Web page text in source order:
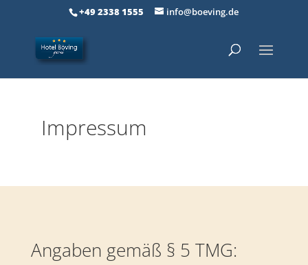
+49 2338 1555 info@boeving.de
Impressum
Angaben gemäß § 5 TMG: